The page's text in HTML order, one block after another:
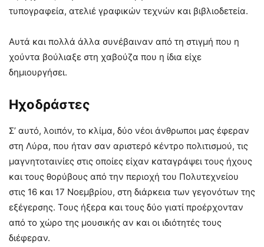
τυπογραφεία, ατελιέ γραφικών τεχνών και βιβλιοδετεία.
Αυτά και πολλά άλλα συνέβαιναν από τη στιγμή που η
χούντα βούλιαξε στη χαβούζα που η ίδια είχε
δημιουργήσει.
Ηχοδράστες
Σ’ αυτό, λοιπόν, το κλίμα, δύο νέοι άνθρωποι μας έφεραν
στη Λύρα, που ήταν σαν αριστερό κέντρο πολιτισμού, τις
μαγνητοταινίες στις οποίες είχαν καταγράψει τους ήχους
και τους θορύβους από την περιοχή του Πολυτεχνείου
στις 16 και 17 Νοεμβρίου, στη διάρκεια των γεγονότων της
εξέγερσης. Τους ήξερα και τους δύο γιατί προέρχονταν
από το χώρο της μουσικής αν και οι ιδιότητές τους
διέφεραν.